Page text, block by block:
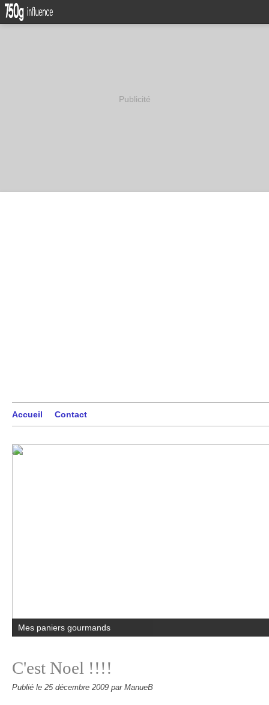
Publicité
Accueil Contact
Mes paniers gourmands
C'est Noel !!!!
Publié le 25 décembre 2009 par ManueB